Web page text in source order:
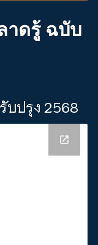
ดรู้ ฉบับ
บปรุง 2568